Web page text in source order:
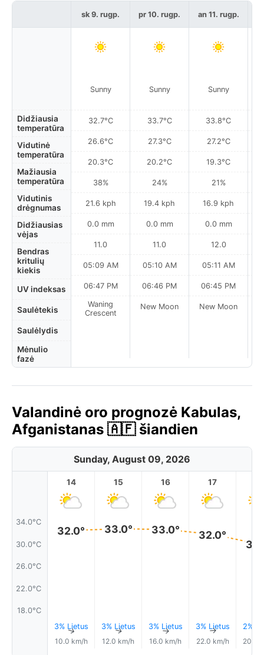
Didžiausia
temperatūra
Vidutinė
temperatūra
Mažiausia
temperatūra
Vidutinis
drėgnumas
Didžiausias
vėjas
Bendras
kritulių
kiekis
UV indeksas
Saulėtekis
Saulėlydis
Mėnulio
fazė
sk 9. rugp.
Sunny
32.7°C
26.6°C
20.3°C
38%
21.6 kph
0.0 mm
11.0
05:09 AM
06:47 PM
Waning
Crescent
pr 10. rugp.
Sunny
33.7°C
27.3°C
20.2°C
24%
19.4 kph
0.0 mm
11.0
05:10 AM
06:46 PM
New Moon
an 11. rugp.
Sunny
33.8°C
27.2°C
19.3°C
21%
16.9 kph
0.0 mm
12.0
05:11 AM
06:45 PM
New Moon
Valandinė oro prognozė Kabulas,
Afganistanas 🇦🇫 šiandien
Sunday, August 09, 2026
34.0°C
30.0°C
26.0°C
22.0°C
18.0°C
14
32.0°
3% Lietus
↑
10.0 km/h
15
33.0°
3% Lietus
↑
12.0 km/h
16
33.0°
3% Lietus
↑
16.0 km/h
17
32.0°
3% Lietus
↑
22.0 km/h
2%
20.0